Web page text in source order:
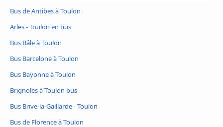
Bus de Antibes à Toulon
Arles - Toulon en bus
Bus Bâle à Toulon
Bus Barcelone à Toulon
Bus Bayonne à Toulon
Brignoles à Toulon bus
Bus Brive-la-Gaillarde - Toulon
Bus de Florence à Toulon